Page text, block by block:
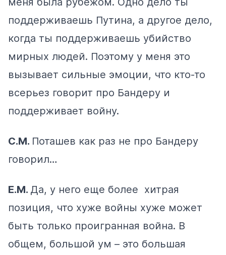
поддерживаешь Путина, а другое дело,
когда ты поддерживаешь убийство
мирных людей. Поэтому у меня это
вызывает сильные эмоции, что кто-то
всерьез говорит про Бандеру и
поддерживает войну.
С.М. Поташев как раз не про Бандеру
говорил…
Е.М. Да, у него еще более хитрая
позиция, что хуже войны хуже может
быть только проигранная война. В
общем, большой ум – это большая